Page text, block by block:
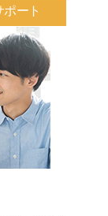
ート